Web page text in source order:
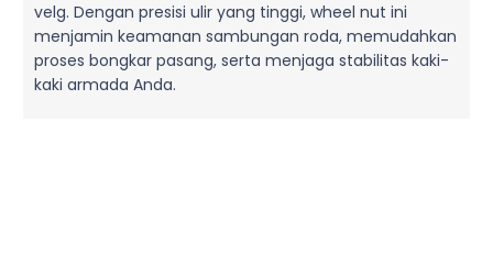
velg. Dengan presisi ulir yang tinggi, wheel nut ini
menjamin keamanan sambungan roda, memudahkan
proses bongkar pasang, serta menjaga stabilitas kaki-
kaki armada Anda.